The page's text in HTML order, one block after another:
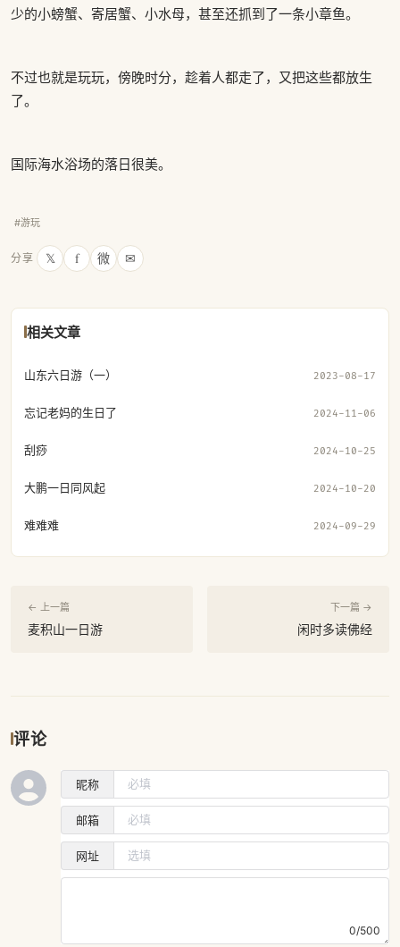
少的小螃蟹、寄居蟹、小水母，甚至还抓到了一条小章鱼。
不过也就是玩玩，傍晚时分，趁着人都走了，又把这些都放生
了。
国际海水浴场的落日很美。
#游玩
分享 𝕏 f 微 ✉
相关文章
山东六日游（一） 2023-08-17
忘记老妈的生日了 2024-11-06
刮痧 2024-10-25
大鹏一日同风起 2024-10-20
难难难 2024-09-29
← 上一篇
麦积山一日游
下一篇 →
闲时多读佛经
评论
昵称
邮箱
网址
0/500